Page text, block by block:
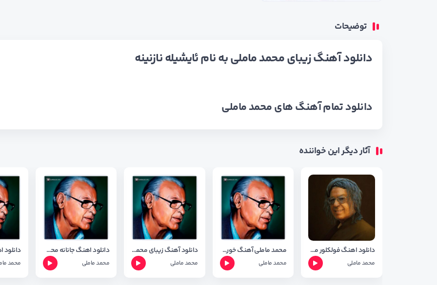
توضیحات
دانلود آهنگ زیبای محمد ماملی به نام ئایشیله نازنینه
دانلود تمام آهنگ هایمحمد ماملی
آثار دیگر این خواننده
دانلود اهنگ فولکلور مینا با صدای محمد ماملی با کیفیت 320
محمد ماملی
محمد ماملی آهنگ خورشیده خاور
محمد ماملی
دانلود آهنگ زیبای محمد ماملی به نام چند شاران گه رام
محمد ماملی
دانلود اهنگ جانانه محمد ماملی + متن آهنگ
محمد ماملی محمد